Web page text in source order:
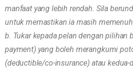
manfaat yang lebih rendah. Sila
untuk memastikan ia masih
b. Tukar kepada pelan dengan pilihan
payment) yang boleh merangkumi
(deductible/co-insurance) atau kedua-